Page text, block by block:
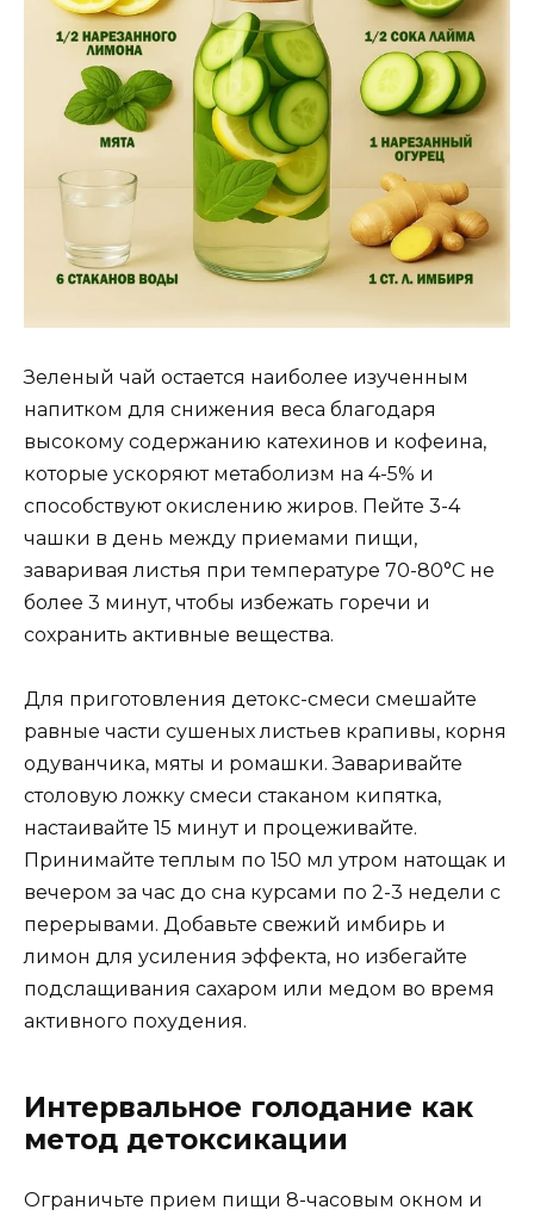
Зеленый чай остается наиболее изученным
напитком для снижения веса благодаря
высокому содержанию катехинов и кофеина,
которые ускоряют метаболизм на 4-5% и
способствуют окислению жиров. Пейте 3-4
чашки в день между приемами пищи,
заваривая листья при температуре 70-80°С не
более 3 минут, чтобы избежать горечи и
сохранить активные вещества.
Для приготовления детокс-смеси смешайте
равные части сушеных листьев крапивы, корня
одуванчика, мяты и ромашки. Заваривайте
столовую ложку смеси стаканом кипятка,
настаивайте 15 минут и процеживайте.
Принимайте теплым по 150 мл утром натощак и
вечером за час до сна курсами по 2-3 недели с
перерывами. Добавьте свежий имбирь и
лимон для усиления эффекта, но избегайте
подслащивания сахаром или медом во время
активного похудения.
Интервальное голодание как
метод детоксикации
Ограничьте прием пищи 8-часовым окном и